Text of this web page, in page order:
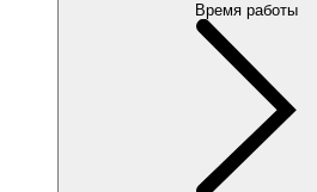
Время работы